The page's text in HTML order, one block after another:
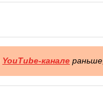
YouTube-канале